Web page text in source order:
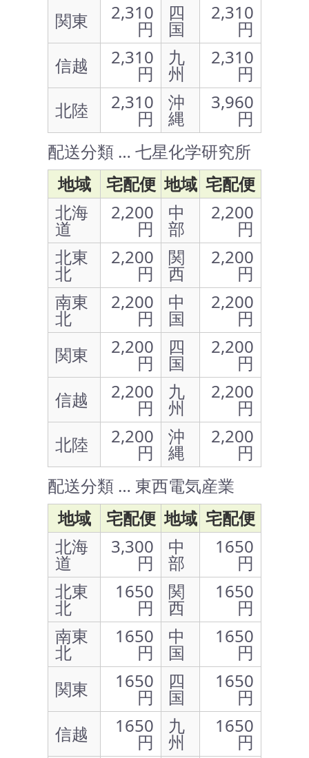
関東
2,310
円
四
国
2,310
円
信越
2,310
円
九
州
2,310
円
北陸
2,310
円
沖
縄
3,960
円
配送分類 … 七星化学研究所
地域
宅配便 地域 宅配便
北海
道
2,200
円
中
部
2,200
円
北東
北
2,200
円
関
西
2,200
円
南東
北
2,200
円
中
国
2,200
円
関東
2,200
円
四
国
2,200
円
信越
2,200
円
九
州
2,200
円
北陸
2,200
円
沖
縄
2,200
円
配送分類 … 東西電気産業
地域
宅配便 地域 宅配便
北海
道
3,300
円
中
部
1650
円
北東
北
1650
円
関
西
1650
円
南東
北
1650
円
中
国
1650
円
関東
1650
円
四
国
1650
円
信越
1650
円
九
州
1650
円